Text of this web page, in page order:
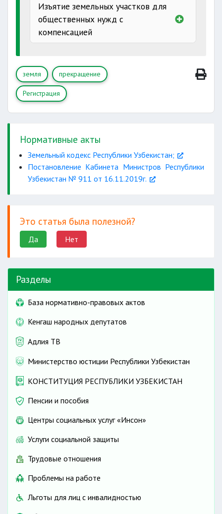
Изъятие земельных участков для
общественных нужд с
компенсацией
земля прекращение
Регистрация
Нормативные акты
Земельный кодекс Республики Узбекистан;
Постановление Кабинета Министров Республики
Узбекистан № 911 от 16.11.2019г.
Это статья была полезной?
Да Нет
Разделы
База нормативно-правовых актов
Кенгаш народных депутатов
Адлия ТВ
Министерство юстиции Республики Узбекистан
КОНСТИТУЦИЯ РЕСПУБЛИКИ УЗБЕКИСТАН
Пенсии и пособия
Центры социальных услуг «Инсон»
Услуги социальной защиты
Трудовые отношения
Проблемы на работе
Льготы для лиц с инвалидностью